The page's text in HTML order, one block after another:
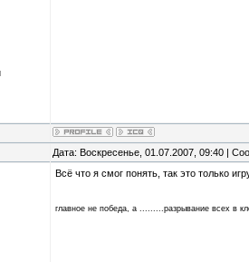
Дата: Воскресенье, 01.07.2007, 09:40 |
Всё что я смог понять, так это только
главное не победа, а .........разрывание всех в